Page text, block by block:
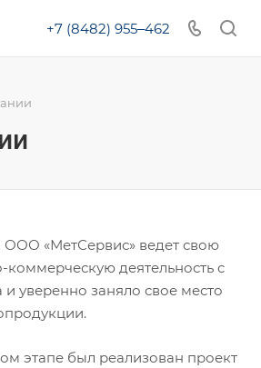
+7 (8482) 955‒462
ООО «МетСервис» ведет свою
коммерческую деятельность c
и уверенно заняло свое место
этапе был реализован проект